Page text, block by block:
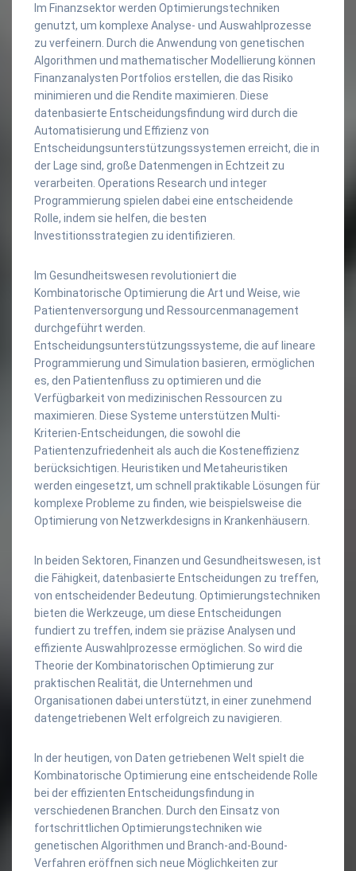
Im Finanzsektor werden Optimierungstechniken
genutzt, um komplexe Analyse- und Auswahlprozesse
zu verfeinern. Durch die Anwendung von genetischen
Algorithmen und mathematischer Modellierung können
Finanzanalysten Portfolios erstellen, die das Risiko
minimieren und die Rendite maximieren. Diese
datenbasierte Entscheidungsfindung wird durch die
Automatisierung und Effizienz von
Entscheidungsunterstützungssystemen erreicht, die in
der Lage sind, große Datenmengen in Echtzeit zu
verarbeiten. Operations Research und integer
Programmierung spielen dabei eine entscheidende
Rolle, indem sie helfen, die besten
Investitionsstrategien zu identifizieren.
Im Gesundheitswesen revolutioniert die
Kombinatorische Optimierung die Art und Weise, wie
Patientenversorgung und Ressourcenmanagement
durchgeführt werden.
Entscheidungsunterstützungssysteme, die auf lineare
Programmierung und Simulation basieren, ermöglichen
es, den Patientenfluss zu optimieren und die
Verfügbarkeit von medizinischen Ressourcen zu
maximieren. Diese Systeme unterstützen Multi-
Kriterien-Entscheidungen, die sowohl die
Patientenzufriedenheit als auch die Kosteneffizienz
berücksichtigen. Heuristiken und Metaheuristiken
werden eingesetzt, um schnell praktikable Lösungen für
komplexe Probleme zu finden, wie beispielsweise die
Optimierung von Netzwerkdesigns in Krankenhäusern.
In beiden Sektoren, Finanzen und Gesundheitswesen, ist
die Fähigkeit, datenbasierte Entscheidungen zu treffen,
von entscheidender Bedeutung. Optimierungstechniken
bieten die Werkzeuge, um diese Entscheidungen
fundiert zu treffen, indem sie präzise Analysen und
effiziente Auswahlprozesse ermöglichen. So wird die
Theorie der Kombinatorischen Optimierung zur
praktischen Realität, die Unternehmen und
Organisationen dabei unterstützt, in einer zunehmend
datengetriebenen Welt erfolgreich zu navigieren.
In der heutigen, von Daten getriebenen Welt spielt die
Kombinatorische Optimierung eine entscheidende Rolle
bei der effizienten Entscheidungsfindung in
verschiedenen Branchen. Durch den Einsatz von
fortschrittlichen Optimierungstechniken wie
genetischen Algorithmen und Branch-and-Bound-
Verfahren eröffnen sich neue Möglichkeiten zur